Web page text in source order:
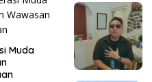
Muda